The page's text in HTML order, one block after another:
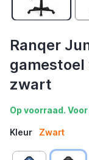
Ranqer
gamestoel
zwart
Op voorraad.
Kleur Zwart